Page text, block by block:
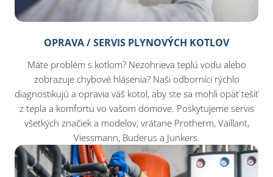
OPRAVA / SERVIS PLYNOVÝCH KOTLOV
Máte problém s kotlom? Nezohrieva teplú vodu alebo
zobrazuje chybové hlásenia? Naši odborníci rýchlo
diagnostikujú a opravia váš kotol, aby ste sa mohli opäť tešiť
z tepla a komfortu vo vašom domove. Poskytujeme servis
všetkých značiek a modelov, vrátane Protherm, Vaillant,
Viessmann, Buderus a Junkers.​